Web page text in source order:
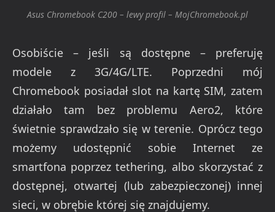
Asus Chromebook C200 – lewy profil – MojChromebook.pl
Osobiście – jeśli są dostępne – preferuję
modele z 3G/4G/LTE. Poprzedni mój
Chromebook posiadał slot na kartę SIM, zatem
działało tam bez problemu Aero2, które
świetnie sprawdzało się w terenie. Oprócz tego
możemy udostępnić sobie Internet ze
smartfona poprzez tethering, albo skorzystać z
dostępnej, otwartej (lub zabezpieczonej) innej
sieci, w obrębie której się znajdujemy.